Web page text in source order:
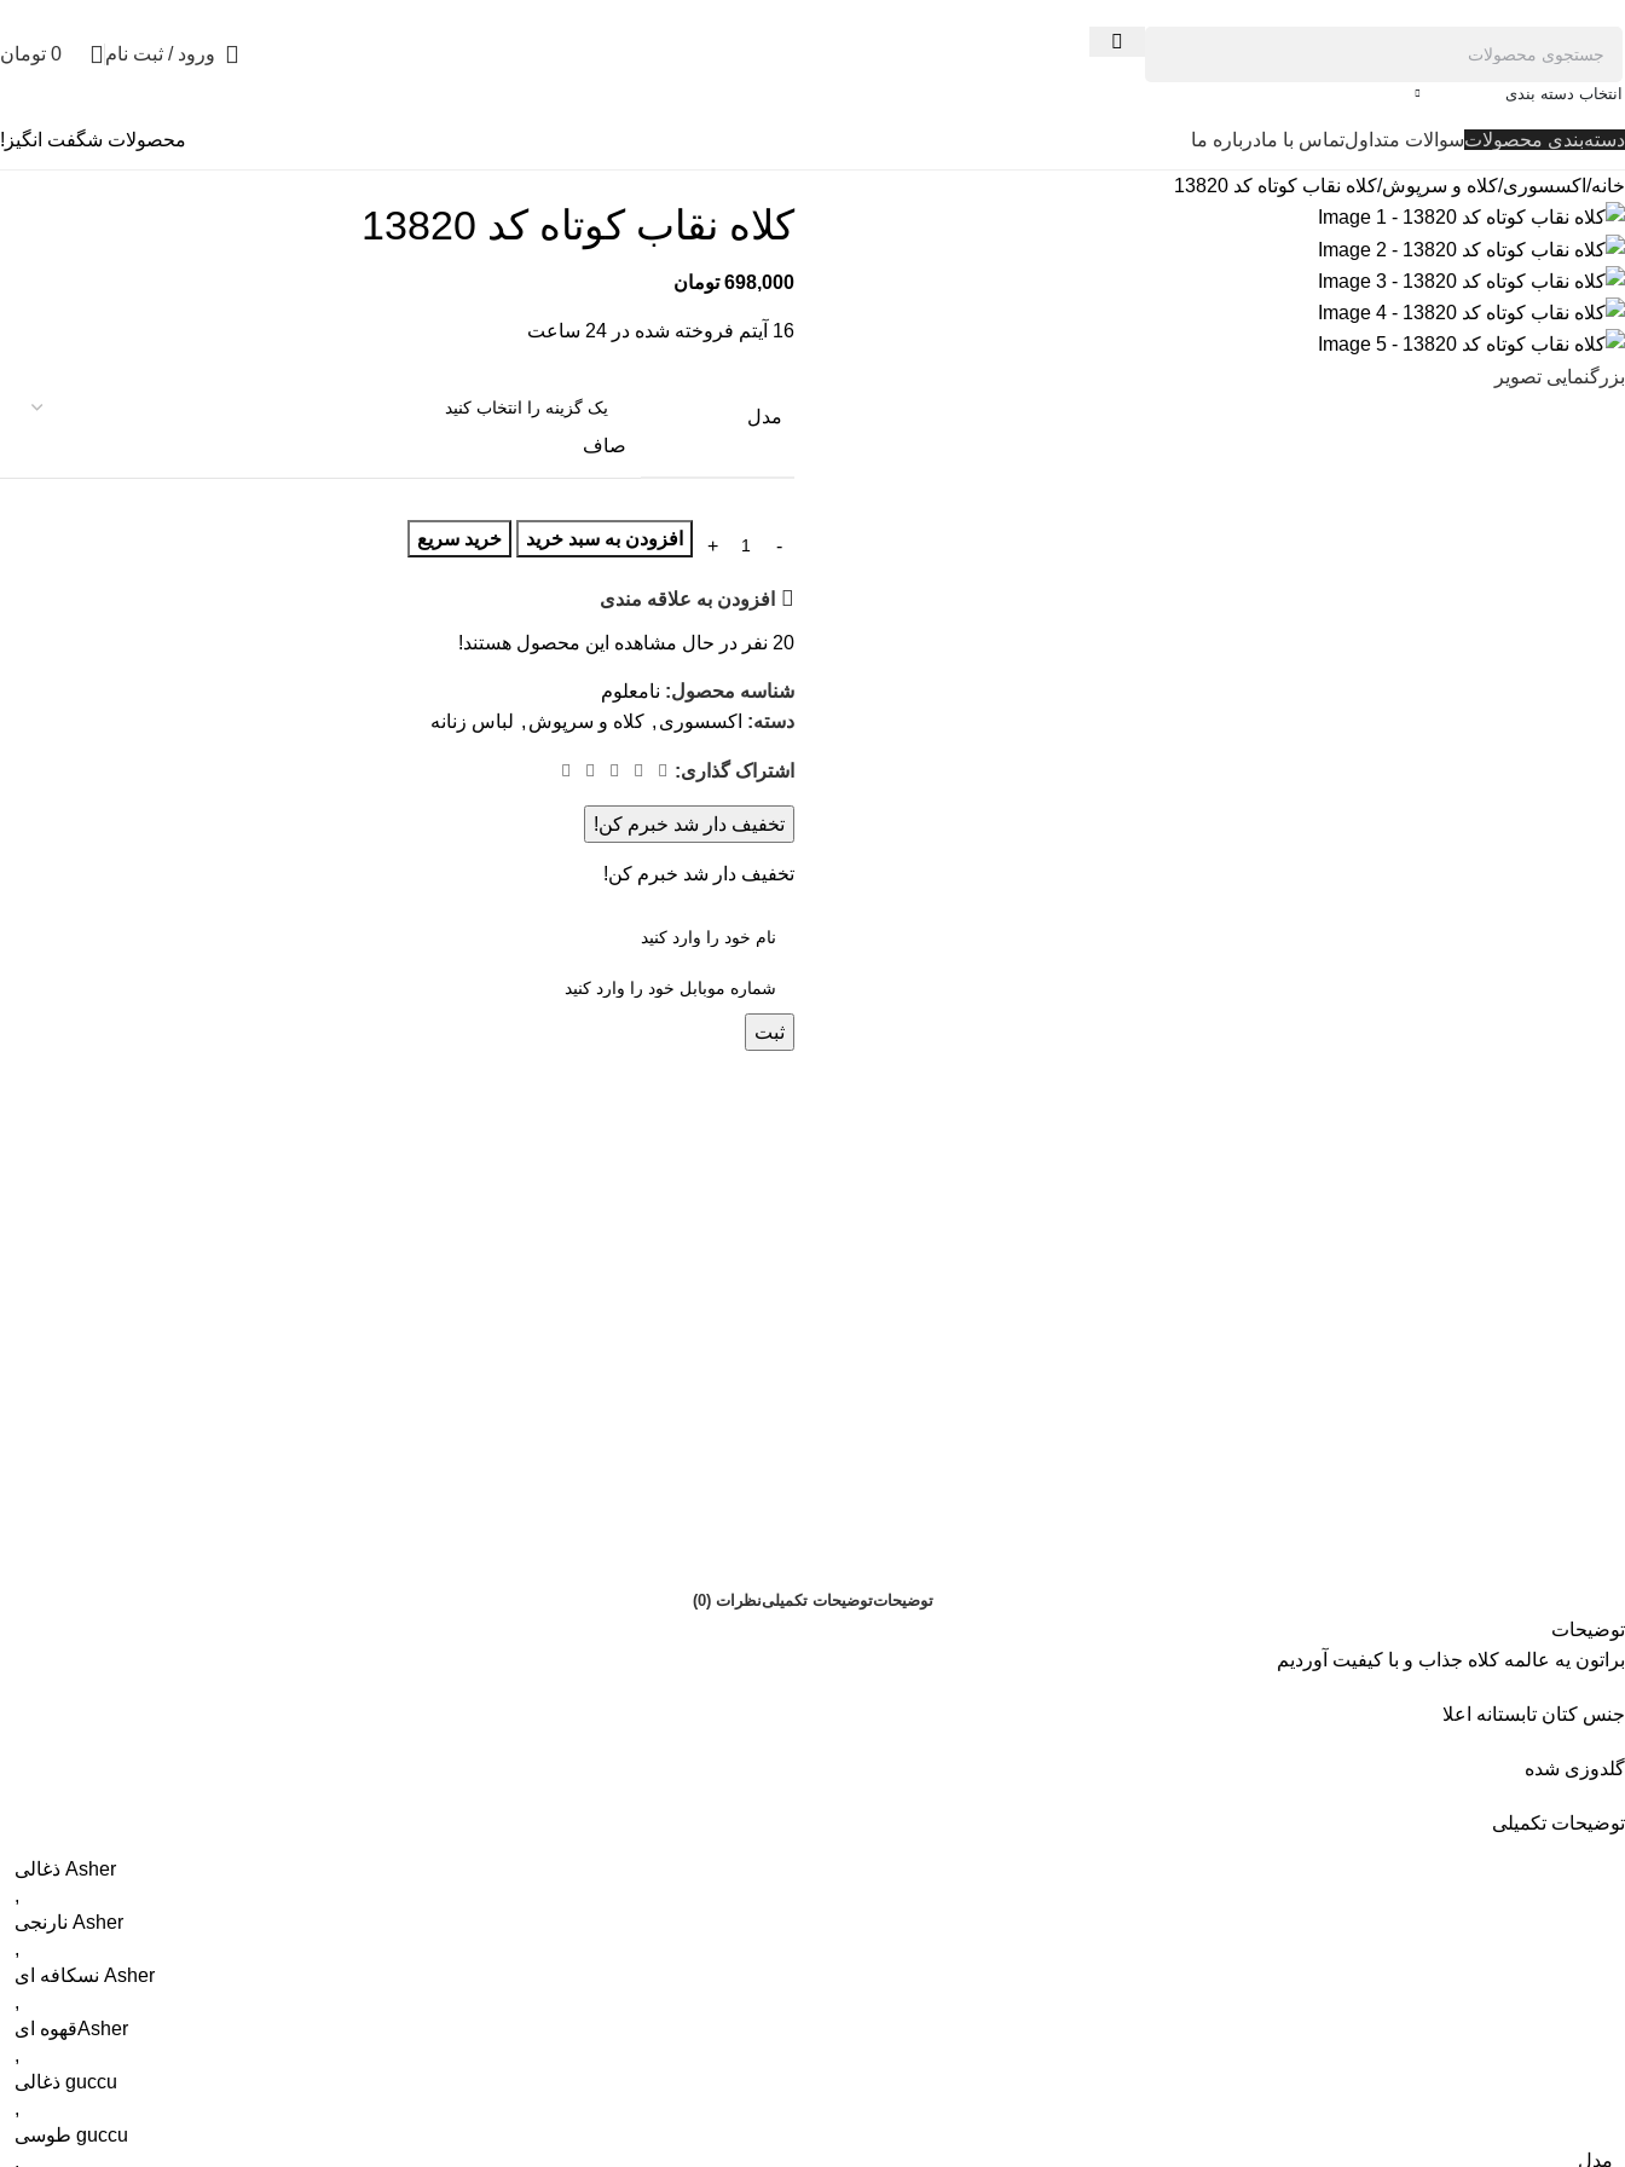
انتخاب دسته بندی
ورود / ثبت نام 0 تومان
دسته‌بندی محصولاتسوالات متداولتماس با مادرباره ما محصولات شگفت انگیز!
خانه اکسسوری کلاه و سرپوش کلاه نقاب کوتاه کد 13820
بزرگنمایی تصویر
کلاه نقاب کوتاه کد 13820
698,000 تومان
16 آیتم فروخته شده در 24 ساعت
مدل
صاف
افزودن به سبد خرید خرید سریع
افزودن به علاقه مندی
20 نفر در حال مشاهده این محصول هستند!
شناسه محصول: نامعلوم
دسته: اکسسوری , کلاه و سرپوش , لباس زنانه
اشتراک گذاری:
تخفیف دار شد خبرم کن!
تخفیف دار شد خبرم کن!
ثبت
توضیحاتتوضیحات تکمیلینظرات (0)
توضیحات
براتون یه عالمه کلاه جذاب و با کیفیت آوردیم
جنس کتان تابستانه اعلا
گلدوزی شده
توضیحات تکمیلی
مدل
Asher ذغالی
,
Asher نارنجی
,
Asher نسکافه ای
,
Asherقهوه ای
,
guccu ذغالی
,
guccu طوسی
,